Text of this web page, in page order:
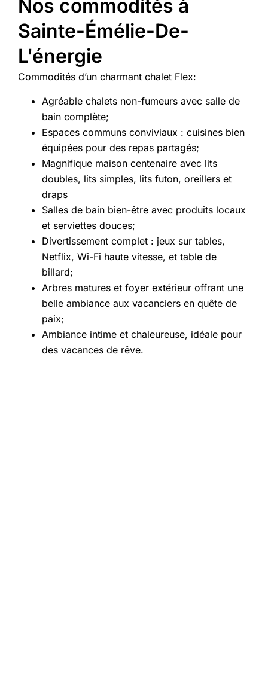
Nos commodités à
Sainte-Émélie-De-
L'énergie
Commodités d’un charmant chalet Flex:
Agréable chalets non-fumeurs avec salle de
bain complète;
Espaces communs conviviaux : cuisines bien
équipées pour des repas partagés;
Magnifique maison centenaire avec lits
doubles, lits simples, lits futon, oreillers et
draps
Salles de bain bien-être avec produits locaux
et serviettes douces;
Divertissement complet : jeux sur tables,
Netflix, Wi-Fi haute vitesse, et table de
billard;
Arbres matures et foyer extérieur offrant une
belle ambiance aux vacanciers en quête de
paix;
Ambiance intime et chaleureuse, idéale pour
des vacances de rêve.